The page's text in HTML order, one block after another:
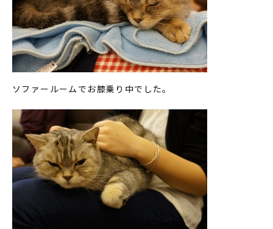
ソファールームでお膝乗り中でした。